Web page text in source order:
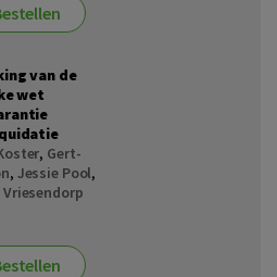
van de
wet
, Gert-
, Jessie Pool,